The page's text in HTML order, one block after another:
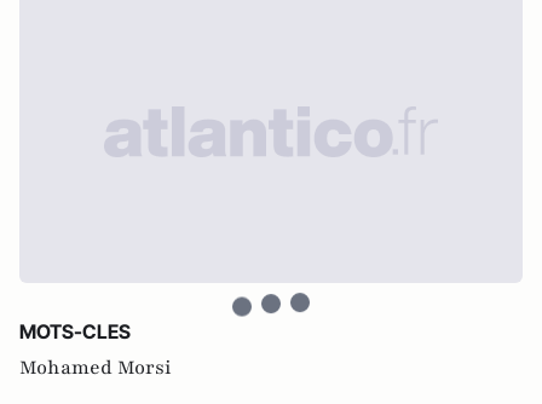
MOTS-CLES
Mohamed Morsi